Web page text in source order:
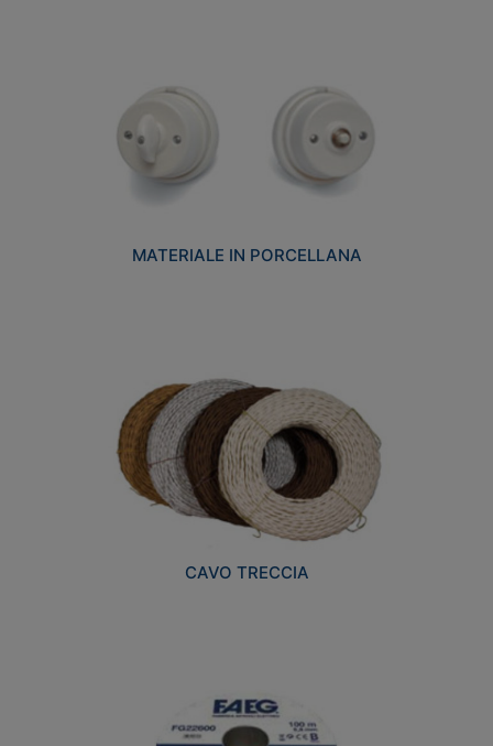
MATERIALE IN PORCELLANA
CAVO TRECCIA